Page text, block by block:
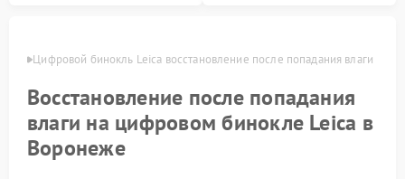
Цифровой бинокль Leica восстановление после попадания влаги
Восстановление после попадания
влаги на цифровом бинокле Leica в
Воронеже